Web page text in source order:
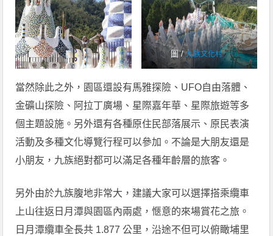
圖 /九族文化村
當然除此之外，園區還設有馬雅探險、UFO自由落體、
金礦山探險、阿拉丁廣場、星際嘉年華、星際旅遊等多
個主題設施。另外還有各種原住民部落展示、原民表演
活動及多種文化導覽行程可以參加。不論是大朋友還是
小朋友，九族絕對都可以滿足各種年齡層的旅客。
另外由於九族腹地非常大，建議大家可以選擇搭乘纜車
上山往返日月潭與園區內兩處，愜意的來場賞花之旅。
日月潭纜車全長共 1.877 公里，沿途不但可以俯瞰埔里